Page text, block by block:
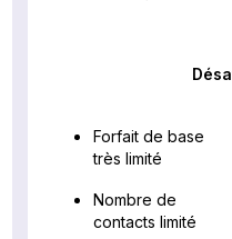
Forfait de base
très limité
Nombre de
contacts limité